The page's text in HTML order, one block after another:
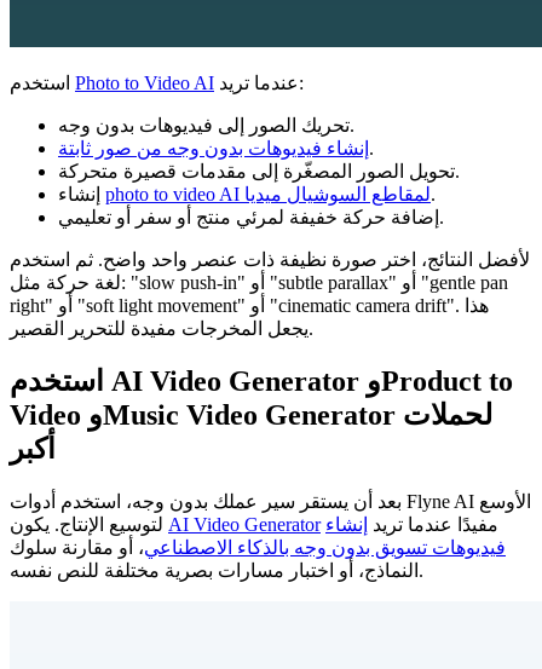
Photo to Video AI عندما تريد:
تحريك الصور إلى فيديوهات بدون وجه.
إنشاء فيديوهات بدون وجه من صور ثابتة .
تحويل الصور المصغّرة إلى مقدمات قصيرة متحركة.
photo to video AI لمقاطع السوشيال ميديا.
إضافة حركة خفيفة لمرئي منتج أو سفر أو تعليمي.
لأفضل النتائج، اختر صورة نظيفة ذات عنصر واحد واضح. ثم استخدم
لغة حركة مثل: "slow push-in" أو "subtle parallax" أو "gentle pan
right" أو "soft light movement" أو "cinematic camera drift". هذا
يجعل المخرجات مفيدة للتحرير القصير.
استخدم AI Video Generator وProduct to
Video وMusic Video Generator لحملات
أكبر
بعد أن يستقر سير عملك بدون وجه، استخدم أدوات Flyne AI الأوسع
AI Video Generator مفيدًا عندما تريد إنشاء
فيديوهات تسويق بدون وجه بالذكاء الاصطناعي، أو مقارنة سلوك
النماذج، أو اختبار مسارات بصرية مختلفة للنص نفسه.